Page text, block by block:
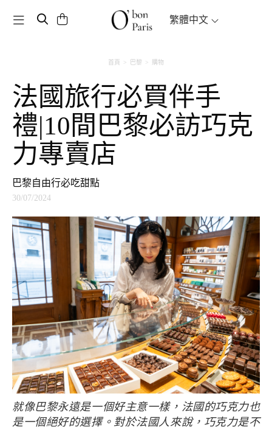
Toggle navigation 繁體中文
首頁 巴黎 購物
法國旅行必買伴手
禮|10間巴黎必訪巧克
力專賣店
巴黎自由行必吃甜點
30/07/2024
就像巴黎永遠是一個好主意一樣，法國的巧克力也
是一個絕好的選擇。對於法國人來說，巧克力是不